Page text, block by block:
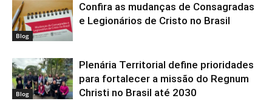
Blog
Confira as mudanças de Consagradas
e Legionários de Cristo no Brasil
Blog
Plenária Territorial define prioridades
para fortalecer a missão do Regnum
Christi no Brasil até 2030